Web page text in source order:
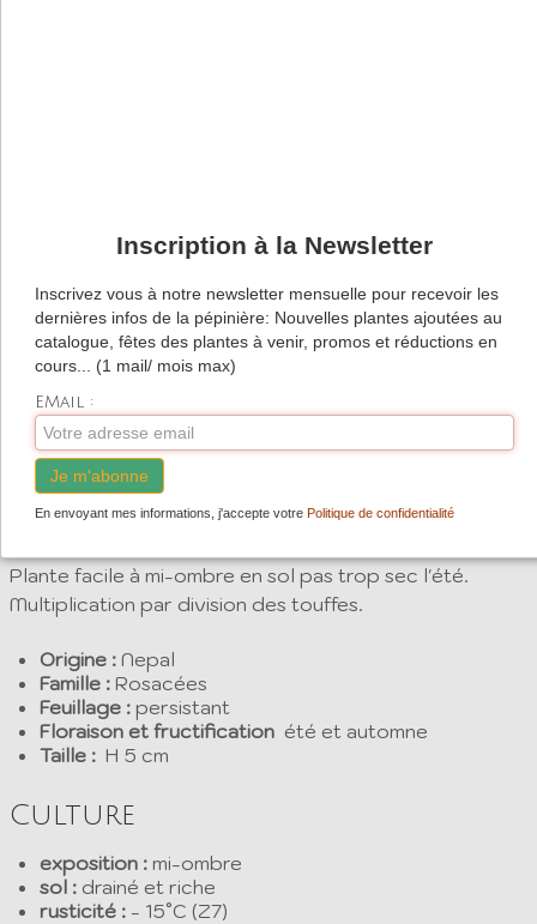
Joli feuillage persistant non épineux.
Description
Rubus nepalensis
sol, qui s'étend rapidement par ses racines traçantes.
Les feuilles sont vertes brillantes et en été, ce tapis
dense se couvre de petites fleurs blanches très
décoratives, suivies alors de petits fruits rouges
Plante facile à mi-ombre en sol pas trop sec l'été.
Multiplication par division des touffes.
Origine : Nepal
Famille : Rosacées
Feuillage : persistant
Floraison et fructification été et automne
Taille : H 5 cm
Culture
exposition : mi-ombre
sol : drainé et riche
rusticité : - 15°C (Z7)
Inscription à la Newsletter
Inscrivez vous à notre newsletter mensuelle pour recevoir les
dernières infos de la pépinière: Nouvelles plantes ajoutées au
catalogue, fêtes des plantes à venir, promos et réductions en
cours... (1 mail/ mois max)
EMail :
Je m'abonne
En envoyant mes informations, j'accepte votre Politique de confidentialité